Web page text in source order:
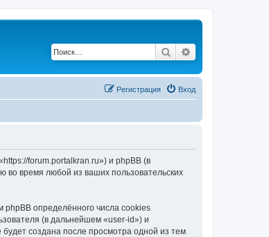
Поиск
Вход
Регистрация
forum.portalkran.ru») и phpBB (в
время любой из ваших пользовательских
определённого числа cookies
(в дальнейшем «user-id») и
создана после просмотра одной из тем